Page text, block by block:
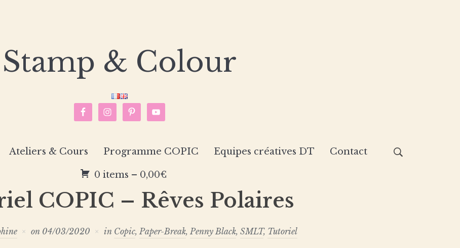
Stamp & Colour
Ateliers & Cours Programme COPIC Equipes créatives DT Contact
0 items – 0,00€
COPIC – Rêves Polaires
on 04/03/2020 in Copic, Paper-Break, Penny Black, SMLT, Tutoriel